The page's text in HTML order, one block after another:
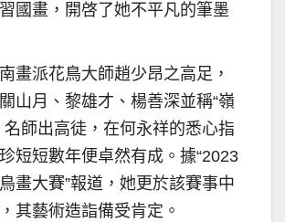
國畫，開啓了她不平凡的筆墨
畫派花鳥大師趙少昂之高足，
山月、黎雄才、楊善深並稱“嶺
名師出高徒，在何永祥的悉心指
短短數年便卓然有成。據“2023
畫大賽”報道，她更於該賽事中
其藝術造詣備受肯定。